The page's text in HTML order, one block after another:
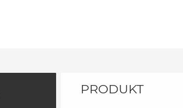
PRODUKT